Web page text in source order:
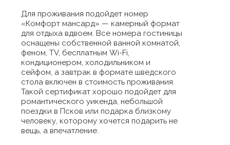
Для проживания подойдет номер
«Комфорт мансард» — камерный формат
для отдыха вдвоем. Все номера гостиницы
оснащены собственной ванной комнатой,
феном, TV, бесплатным Wi-Fi,
кондиционером, холодильником и
сейфом, а завтрак в формате шведского
стола включен в стоимость проживания.
Такой сертификат хорошо подойдет для
романтического уикенда, небольшой
поездки в Псков или подарка близкому
человеку, которому хочется подарить не
вещь, а впечатление.